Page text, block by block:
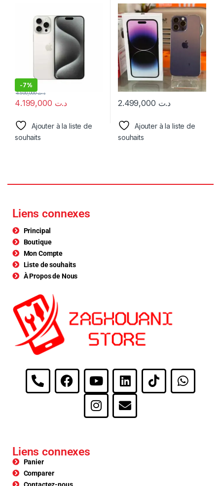
-7%
د.ت
د.ت4.500,000
Ajouter à la liste de
souhaits
د.ت
Ajouter à la liste de
souhaits
Liens connexes
Principal
Boutique
Mon Compte
Liste de souhaits
À Propos de Nous
Liens connexes
Panier
Comparer